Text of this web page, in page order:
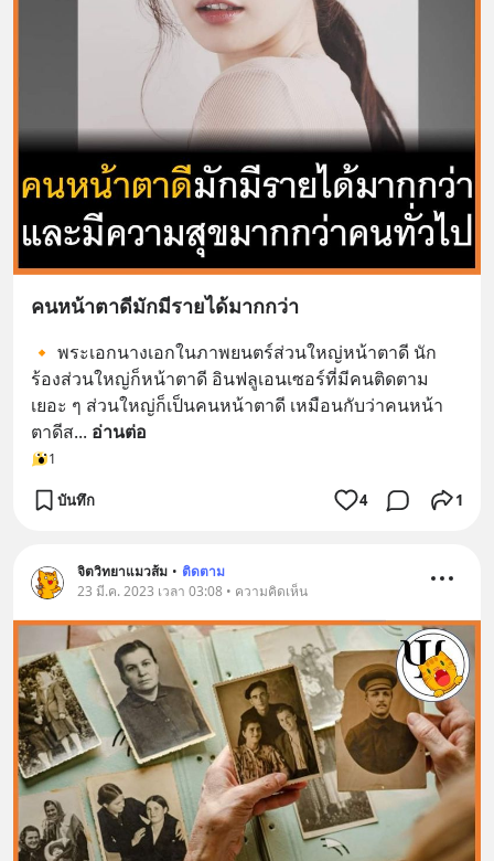
คนหน้าตาดีมักมีรายได้มากกว่า
🔸 พระเอกนางเอกในภาพยนตร์ส่วนใหญ่หน้าตาดี นัก
ร้องส่วนใหญ่ก็หน้าตาดี อินฟลูเอนเซอร์ที่มีคนติดตาม
เยอะ ๆ ส่วนใหญ่ก็เป็นคนหน้าตาดี เหมือนกับว่าคนหน้า
ตาดีส... อ่านต่อ
1
บันทึก 4 1
จิตวิทยาแมวส้ม • ติดตาม
23 มี.ค. 2023 เวลา 03:08 • ความคิดเห็น